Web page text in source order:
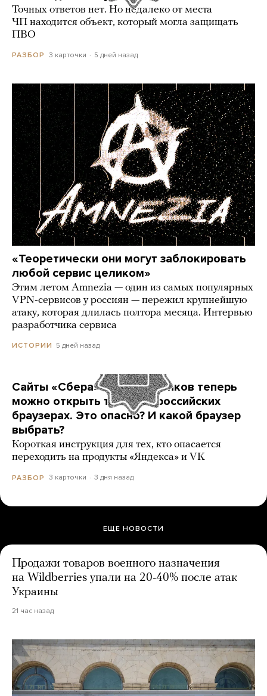
Точных ответов нет. Но недалеко от места
ЧП находится объект, который могла защищать
ПВО
РАЗБОР 3 карточки 5 дней назад
«Теоретически они могут заблокировать
любой сервис целиком»
Этим летом Amnezia — один из самых популярных
VPN-сервисов у россиян — пережил крупнейшую
атаку, которая длилась полтора месяца. Интервью
разработчика сервиса
ИСТОРИИ 5 дней назад
Сайты «Сбера» и других банков теперь
можно открыть только в российских
браузерах. Это опасно? И какой браузер
выбрать?
Короткая инструкция для тех, кто опасается
переходить на продукты «Яндекса» и VK
РАЗБОР 3 карточки 3 дня назад
ЕЩЕ НОВОСТИ
Продажи товаров военного назначения
на Wildberries упали на 20-40% после атак
Украины
21 час назад